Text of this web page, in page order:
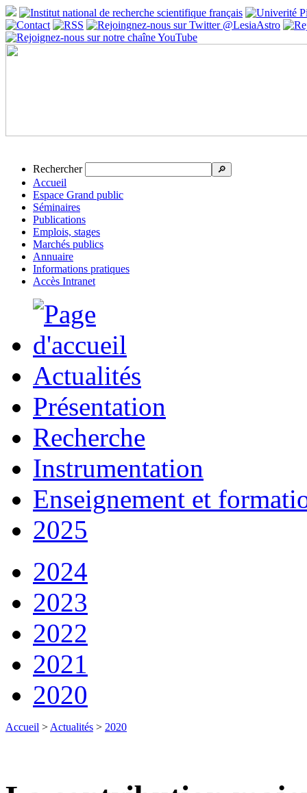
Rechercher 🔎
Accueil
Espace Grand public
Séminaires
Publications
Emplois, stages
Marchés publics
Annuaire
Informations pratiques
Accès Intranet
Actualités
Présentation
Recherche
Instrumentation
Enseignement et
2025
2024
2023
2022
2021
2020
Accueil > Actualités > 2020